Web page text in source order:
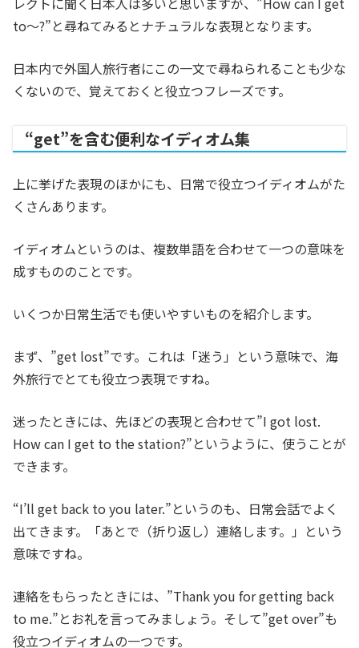
to～?”と尋ねてみるとナチュラルな表現となります。
日本内で外国人旅行者にこの一文で尋ねられることも少な
くないので、覚えておくと役立つフレーズです。
“get”を含む便利なイディオム集
上に挙げた表現のほかにも、日常で役立つイディオムがた
くさんあります。
イディオムというのは、複数単語を合わせて一つの意味を
成すもののことです。
いくつか日常生活でも使いやすいものを紹介します。
まず、”get lost”です。これは「迷う」という意味で、海
外旅行でとても役立つ表現ですね。
迷ったときには、先ほどの表現と合わせて”I got lost.
How can I get to the station?”というように、使うことが
できます。
“I’ll get back to you later.”というのも、日常会話でよく
出てきます。「あとで（折り返し）連絡します。」という
意味ですね。
連絡をもらったときには、”Thank you for getting back
to me.”とお礼を言ってみましょう。そして”get over”も
役立つイディオムの一つです。